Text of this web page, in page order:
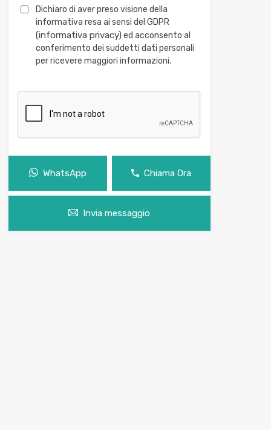
Dichiaro di aver preso visione della
informativa resa ai sensi del GDPR
(informativa privacy) ed acconsento al
conferimento dei suddetti dati personali
per ricevere maggiori informazioni.
WhatsApp Chiama Ora
Invia messaggio